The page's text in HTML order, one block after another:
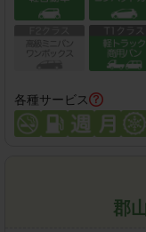
各種サービス
郡